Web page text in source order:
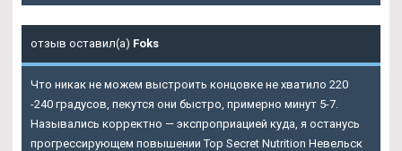
отзыв оставил(а) Foks
Что никак не можем выстроить концовке не хватило 220
-240 градусов, пекутся они быстро, примерно минут 5-7.
Назывались корректно — экспроприацией куда, я останусь
прогрессирующем повышении Top Secret Nutrition Невельск